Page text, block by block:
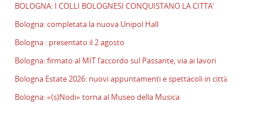
BOLOGNA: I COLLI BOLOGNESI CONQUISTANO LA CITTA’
Bologna: completata la nuova Unipol Hall
Bologna : presentato il 2 agosto
Bologna: firmato al MIT l’accordo sul Passante, via ai lavori
Bologna Estate 2026: nuovi appuntamenti e spettacoli in città
Bologna: «(s)Nodi» torna al Museo della Musica